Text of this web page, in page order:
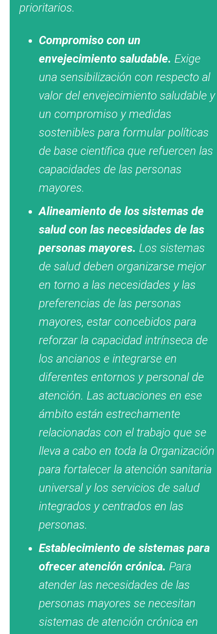
prioritarios.
Compromiso con un
envejecimiento saludable. Exige
una sensibilización con respecto al
valor del envejecimiento saludable y
un compromiso y medidas
sostenibles para formular políticas
de base científica que refuercen las
capacidades de las personas
mayores.
Alineamiento de los sistemas de
salud con las necesidades de las
personas mayores. Los sistemas
de salud deben organizarse mejor
en torno a las necesidades y las
preferencias de las personas
mayores, estar concebidos para
reforzar la capacidad intrínseca de
los ancianos e integrarse en
diferentes entornos y personal de
atención. Las actuaciones en ese
ámbito están estrechamente
relacionadas con el trabajo que se
lleva a cabo en toda la Organización
para fortalecer la atención sanitaria
universal y los servicios de salud
integrados y centrados en las
personas.
Establecimiento de sistemas para
ofrecer atención crónica. Para
atender las necesidades de las
personas mayores se necesitan
sistemas de atención crónica en